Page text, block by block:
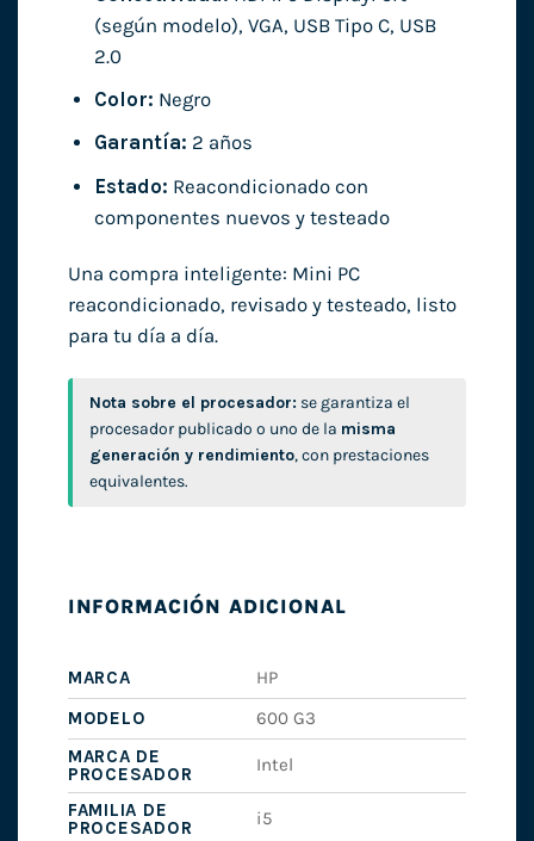
(según modelo), VGA, USB Tipo C, USB
2.0
Color: Negro
Garantía: 2 años
Estado: Reacondicionado con
componentes nuevos y testeado
Una compra inteligente: Mini PC
reacondicionado, revisado y testeado, listo
para tu día a día.
Nota sobre el procesador: se garantiza el
procesador publicado o uno de la misma
generación y rendimiento, con prestaciones
equivalentes.
INFORMACIÓN ADICIONAL
MARCA
HP
MODELO
600 G3
MARCA DE
PROCESADOR
Intel
FAMILIA DE
PROCESADOR
i5